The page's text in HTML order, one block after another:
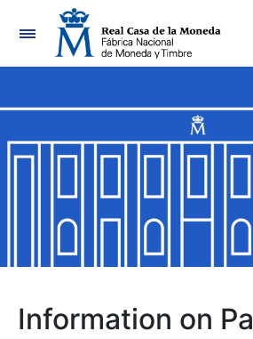
Navigation
Show/Hide
Show/Hide
Show/Hide
Information on